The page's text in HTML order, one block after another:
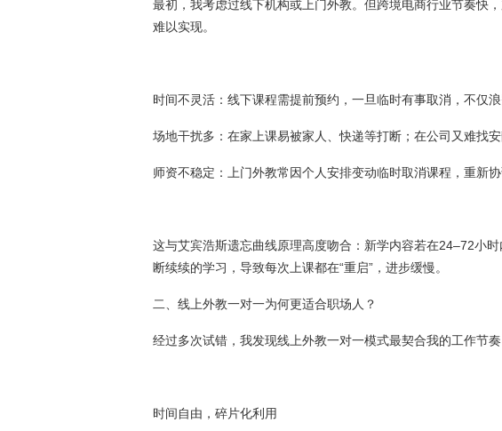
最初，我考虑过线下机构或上门外教。但跨境电商行业节奏快
难以实现。
时间不灵活：线下课程需提前预约，一旦临时有事取消，不仅
场地干扰多：在家上课易被家人、快递等打断；在公司又难找安
师资不稳定：上门外教常因个人安排变动临时取消课程，重新
这与艾宾浩斯遗忘曲线原理高度吻合：新学内容若在24–72小
断续续的学习，导致每次上课都在“重启”，进步缓慢。
二、线上外教一对一为何更适合职场人？
经过多次试错，我发现线上外教一对一模式最契合我的工作节奏
时间自由，碎片化利用